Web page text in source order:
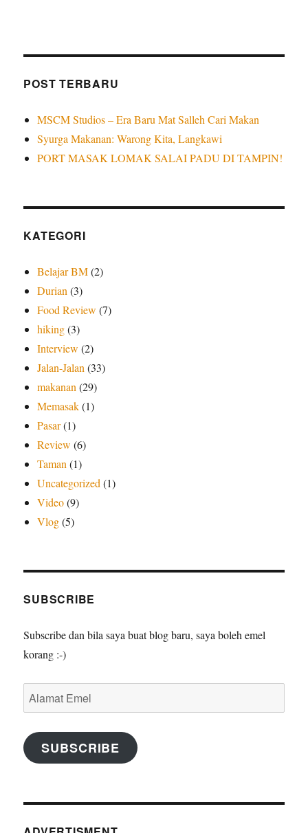
POST TERBARU
MSCM Studios – Era Baru Mat Salleh Cari Makan
Syurga Makanan: Warong Kita, Langkawi
PORT MASAK LOMAK SALAI PADU DI TAMPIN!
KATEGORI
Belajar BM(2)
Durian(3)
Food Review (7)
hiking(3)
Interview (2)
Jalan-Jalan(33)
makanan(29)
Memasak(1)
Pasar(1)
Review (6)
Taman(1)
Uncategorized(1)
Video(9)
Vlog(5)
SUBSCRIBE
Subscribe dan bila saya buat blog baru, saya boleh emel
korang :-)
Alamat
Emel
SUBSCRIBE